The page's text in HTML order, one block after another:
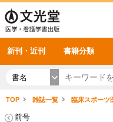
新刊・近刊 書籍分類
感染症 老年医学
呼吸器
循環器
雑誌投稿規定
理学療法
雑誌案内・年間購読
電子書籍
電子雑誌
書籍「データに基づく臨床動
書籍「眼手術学」WEB動画
書籍「神経症候学 II 改訂第二
新刊一覧
今後の発行予定
書名
TOP 雑誌一覧 臨床スポーツ
前号